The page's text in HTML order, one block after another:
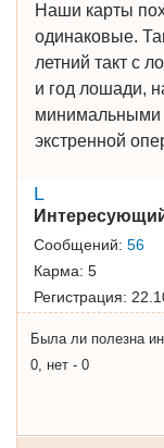
Наши карты
одинаковые.
летний такт с
и год лошади,
минимальными
экстренной
L
Сообщений: 56
Карма: 5
Регистрация:
Была ли полезна
0, нет - 0